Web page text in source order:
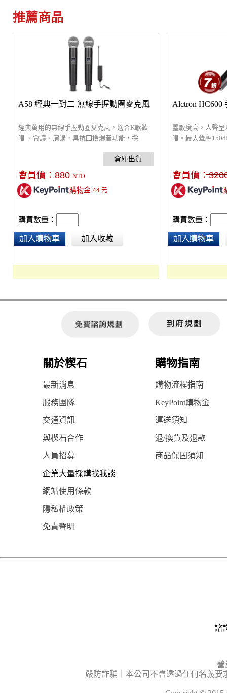
推薦商品
A58 經典一對二 無線手握動圈麥克風
經典萬用的無線手握動圈麥克風，適合K歌歡
唱 、會議、演講，具抗回授爆音功能，採
箱即可。無線距離30米，附電池18650、
6.35mm轉接頭。
會員價： 880 NTD
購物金 44元
購買數量：
加入購物車 加入收藏
Alctron HC600
靈敏度高，人聲
唱。最大聲壓
鋅合金機身堅硬手
會員價：
購買數量：
加入購物車
關於楔石 購物指南
最新消息 購物流程指南
服務團隊 KeyPoint購物金
交通資訊 運送須知
與楔石合作 退/換貨及退款
人員招募 商品保固須知
企業大量採購找我談
網站使用條款
隱私權政策
免責聲明
諮
營
嚴防詐騙｜本公司不會透過任何名義